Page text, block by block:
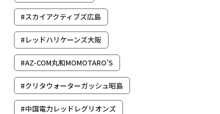
#スカイアクティブズ広島
#レッドハリケーンズ大阪
#AZ-COM丸和MOMOTARO’S
#クリタウォーターガッシュ昭島
#中国電力レッドレグリオンズ